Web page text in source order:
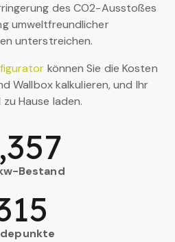
des CO2-Ausstoßes
umweltfreundlicher
unterstreichen.
können Sie die Kosten
Wallbox kalkulieren, und Ihr
Hause laden.
Bestand